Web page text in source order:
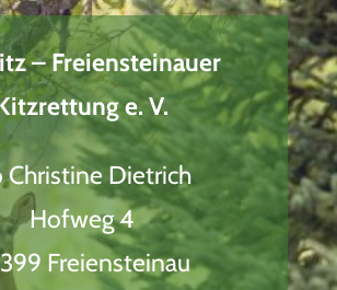
– Freiensteinauer
e. V.
Christine Dietrich
Hofweg 4
Freiensteinau